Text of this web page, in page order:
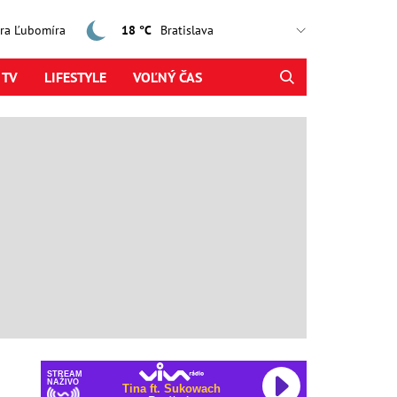
Ľubomíra 18 °C
LIFESTYLE VOĽNÝ ČAS
STREAM
NAŽIVO
Tina ft. Sukowach